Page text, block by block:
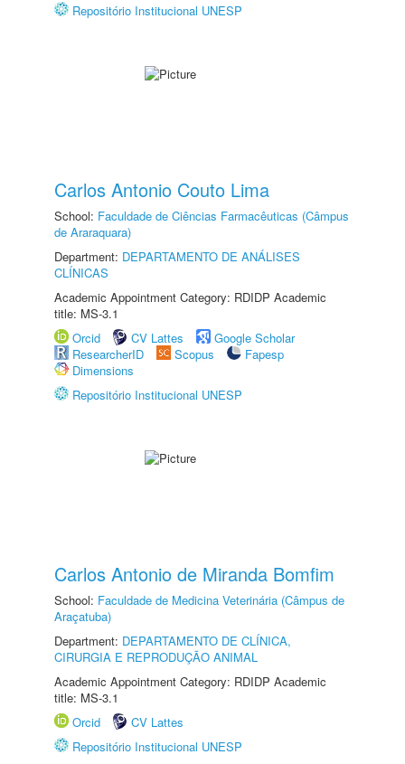
Repositório Institucional UNESP
Carlos Antonio Couto Lima
School: Faculdade de Ciências Farmacêuticas (Câmpus
de Araraquara)
Department: DEPARTAMENTO DE ANÁLISES
CLÍNICAS
Academic Appointment Category: RDIDP Academic
title: MS-3.1
Orcid
CV Lattes
Google Scholar
ResearcherID
Scopus
Fapesp
Dimensions
Repositório Institucional UNESP
Carlos Antonio de Miranda Bomfim
School: Faculdade de Medicina Veterinária (Câmpus de
Araçatuba)
Department: DEPARTAMENTO DE CLÍNICA,
CIRURGIA E REPRODUÇÃO ANIMAL
Academic Appointment Category: RDIDP Academic
title: MS-3.1
Orcid
CV Lattes
Repositório Institucional UNESP